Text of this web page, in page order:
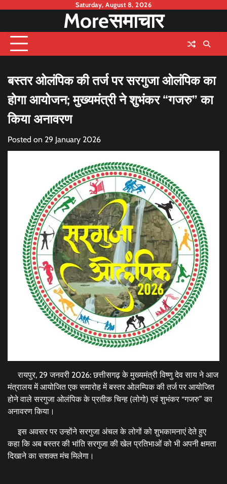
content
Saturday, August 8, 2026
Moreसमाचार
बस्तर ओलंपिक की तर्ज पर सरगुजा ओलंपिक का
होगा आयोजन; मुख्यमंत्री ने शुभंकर “गजरु” का
किया अनावरण
Posted on 29 January 2026
रायपुर, 29 जनवरी 2026: छत्तीसगढ़ के मुख्यमंत्री विष्णु देव साय ने आज
मंत्रालय में आयोजित एक समारोह में बस्तर ओलम्पिक की तर्ज पर आयोजित
होने वाले सरगुजा ओलंपिक के प्रतीक चिन्ह (लोगो) एवं शुभंकर “गजरु” का
अनावरण किया।
इस अवसर पर उन्होंने सरगुजा अंचल के लोगों को शुभकामनाएं देते हुए
कहा कि अब बस्तर की भांति सरगुजा की खेल प्रतिभाओं को भी अपनी क्षमता
दिखाने का सशक्त मंच मिलेगा।